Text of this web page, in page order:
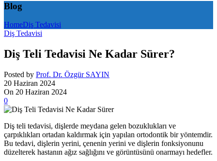
Blog
HomeDiş Tedavisi
Diş Tedavisi
Diş Teli Tedavisi Ne Kadar Sürer?
Posted by Prof. Dr. Özgür SAYIN
20 Haziran 2024
On 20 Haziran 2024
0
Diş teli tedavisi, dişlerde meydana gelen bozuklukları ve
çarpıklıkları ortadan kaldırmak için yapılan ortodontik bir yöntemdir.
Bu tedavi, dişlerin yerini, çenenin yerini ve dişlerin fonksiyonunu
düzelterek hastanın ağız sağlığını ve görüntüsünü onarmayı hedefler.